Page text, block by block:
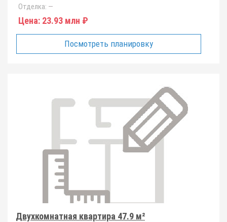
Отделка: —
Цена: 23.93 млн ₽
Посмотреть планировку
Двухкомнатная квартира 47.9 м²